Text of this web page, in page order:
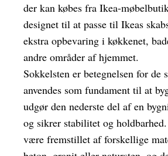
der kan købes fra Ikea-
designet til at passe til Ikeas
ekstra opbevaring i køkkenet,
andre områder af hjemmet.
Sokkelsten er betegnelsen for de
anvendes som fundament til at
udgør den nederste del af en
og sikrer stabilitet og
være fremstillet af forskellige